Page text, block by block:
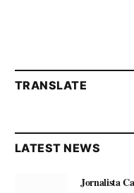
TRANSLATE
LATEST NEWS
Jornalista